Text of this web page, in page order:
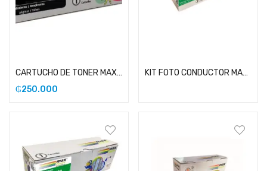
CARTUCHO DE TONER MAXCOLOR COMPATIBLE CON SAMSUNG 108
₲250.000
KIT FOTO CONDUCTOR MAXCOLOR COMPATIBLE CON LEXMARK E260